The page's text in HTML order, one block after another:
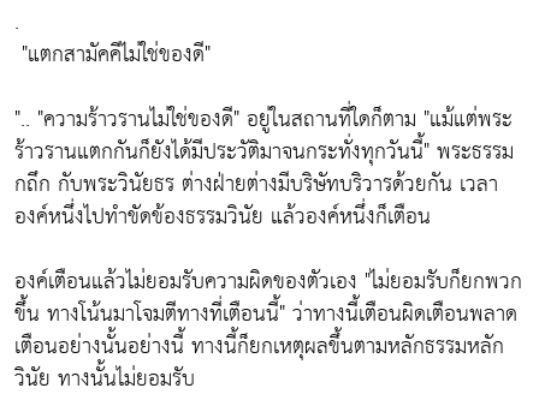
.
"แตกสามัคคีไม่ใช่ของดี"
".. "ความร้าวรานไม่ใช่ของดี"อยู่ในสถานที่ใดก็ตาม "แม้แต่พระ
ร้าวรานแตกกันก็ยังได้มีประวัติมาจนกระทั่งทุกวันนี้"พระธรรม
กถึก กับพระวินัยธร ต่างฝ่ายต่างมีบริษัทบริวารด้วยกัน เวลา
องค์หนึ่งไปทำขัดข้องธรรมวินัย แล้วองค์หนึ่งก็เตือน
องค์เตือนแล้วไม่ยอมรับความผิดของตัวเอง "ไม่ยอมรับก็ยกพวก
ขึ้น ทางโน้นมาโจมตีทางที่เตือนนี้"ว่าทางนี้เตือนผิดเตือนพลาด
เตือนอย่างนั้นอย่างนี้ ทางนี้ก็ยกเหตุผลขึ้นตามหลักธรรมหลัก
วินัย ทางนั้นไม่ยอมรับ